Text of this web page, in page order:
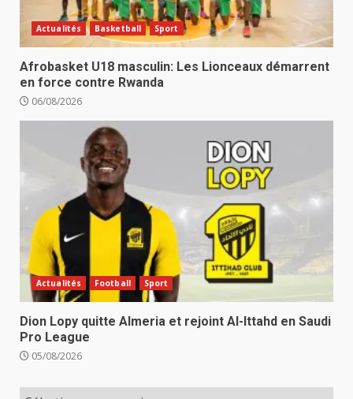
Actualités Basketball Sport
Afrobasket U18 masculin: Les Lionceaux démarrent
en force contre Rwanda
06/08/2026
Actualités Football Sport
Dion Lopy quitte Almeria et rejoint Al-Ittahd en Saudi
Pro League
05/08/2026